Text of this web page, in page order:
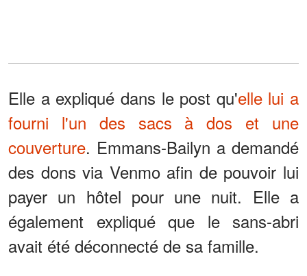
Elle a expliqué dans le post qu'elle lui a
fourni l'un des sacs à dos et une
couverture. Emmans-Bailyn a demandé
des dons via Venmo afin de pouvoir lui
payer un hôtel pour une nuit. Elle a
également expliqué que le sans-abri
avait été déconnecté de sa famille.